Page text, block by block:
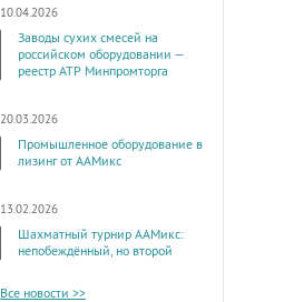
10.04.2026
Заводы сухих смесей на
российском оборудовании —
реестр АТР Минпромторга
20.03.2026
Промышленное оборудование в
лизинг от ААМикс
13.02.2026
Шахматный турнир ААМикс:
непобеждённый, но второй
Все новости >>